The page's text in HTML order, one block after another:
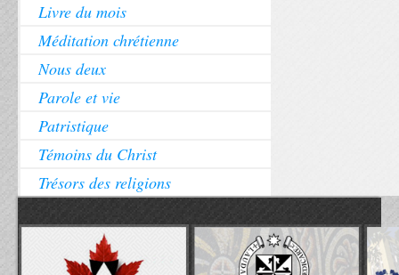
Livre du mois
Méditation chrétienne
Nous deux
Parole et vie
Patristique
Témoins du Christ
Trésors des religions